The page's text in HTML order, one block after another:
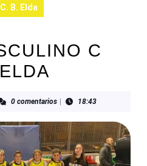
B. Elda
C
0 comentarios 18:43